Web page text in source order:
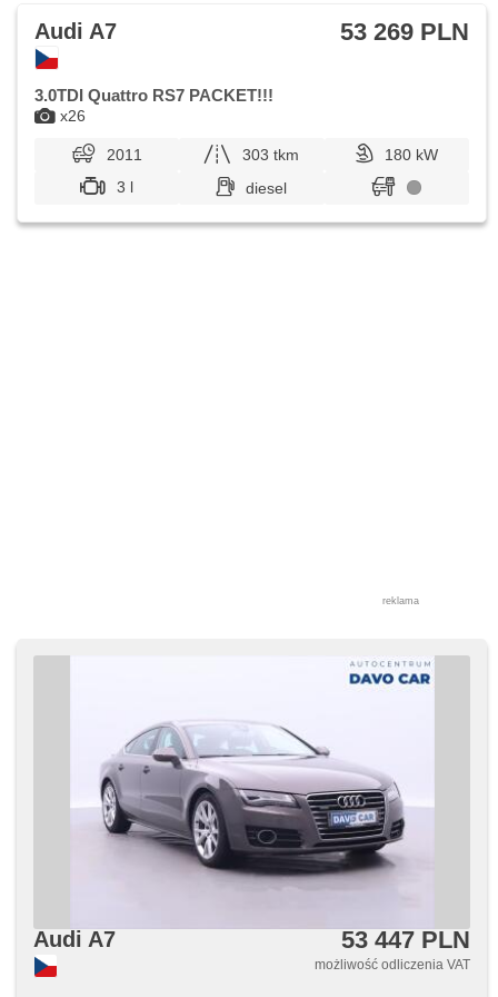
podgrzewane lusterka, chowane zagłówki, fotele
regulowane, aktywne siedzenie dla kierowcy, reflektory
ksenonowe, zadní loketní opěrka, lampy tylne LED
x26
Audi A7 53 269 PLN
3.0TDI Quattro RS7 PACKET!!!
2011 303 tkm
180 kW
3 l
diesel
reklama
Audi A7 53 447 PLN
możliwość odliczenia VAT